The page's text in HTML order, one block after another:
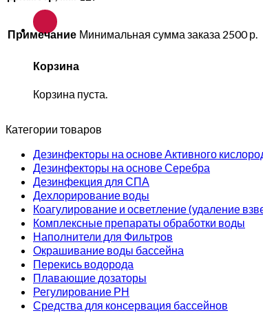
Корзина
Корзина пуста.
Примечание Минимальная сумма заказа 2500 р.
Категории товаров
Дезинфекторы на основе Активного
Дезинфекторы на основе Серебра
Дезинфекция для СПА
Дехлорирование воды
Коагулирование и осветление (удаление
Комплексные препараты обработки воды
Наполнители для Фильтров
Окрашивание воды бассейна
Перекись водорода
Плавающие дозаторы
Регулирование РН
Средства для консервация бассейнов